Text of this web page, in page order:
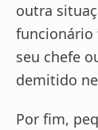
outra
funcionário
seu chefe
demitido
Por fim,